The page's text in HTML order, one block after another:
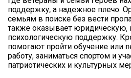
поддержку, а надежное плечо.
семьям в поиске без вести
также оказывает
психологическую поддержку.
помогают пройти обучение или
работу, заниматься спортом и
патриотических и культурных